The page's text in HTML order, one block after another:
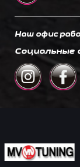
Наш офис
Социальные